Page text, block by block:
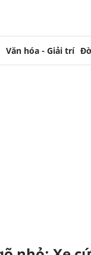
Văn hóa - Giải trí